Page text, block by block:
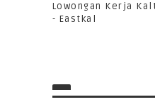
Lowongan Kerja
- Eastkal